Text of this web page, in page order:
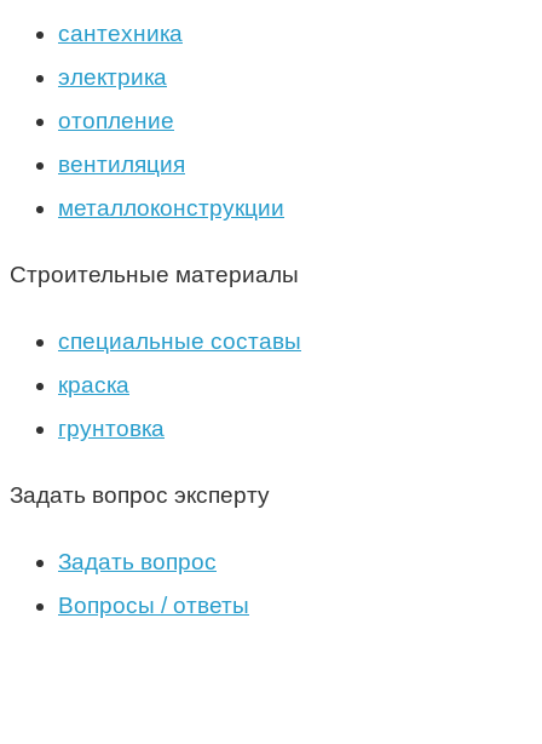
сантехника
электрика
отопление
вентиляция
металлоконструкции
Строительные материалы
специальные составы
краска
грунтовка
Задать вопрос эксперту
Задать вопрос
Вопросы / ответы